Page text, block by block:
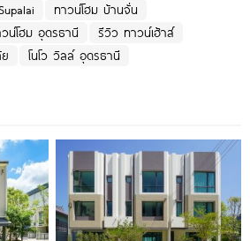
ทาวน์โฮม บ้านจั่น
น์โฮม อุดรธานี
รีวิว ทาวน์เฮ้าส์
โนโว วิลล์ อุดรธานี